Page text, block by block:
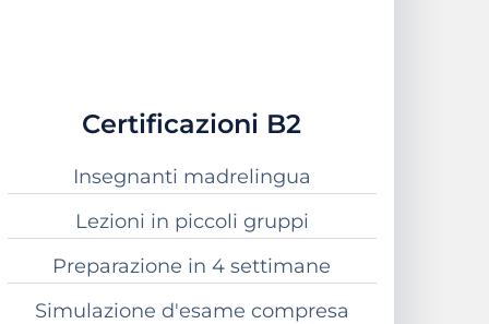
Certificazioni B2
Insegnanti madrelingua
Lezioni in piccoli gruppi
Preparazione in 4 settimane
Simulazione d'esame compresa